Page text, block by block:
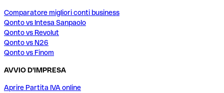
Comparatore migliori conti business
Qonto vs Intesa Sanpaolo
Qonto vs Revolut
Qonto vs N26
Qonto vs Finom
AVVIO D'IMPRESA
Aprire Partita IVA online